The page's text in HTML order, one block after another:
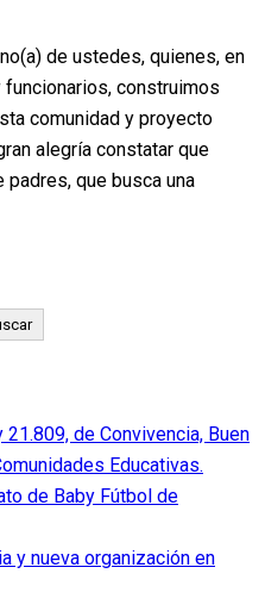
de ustedes, quienes, en
construimos
comunidad y proyecto
alegría constatar que
que busca una
de Convivencia, Buen
Educativas.
de Baby Fútbol de
y nueva organización en